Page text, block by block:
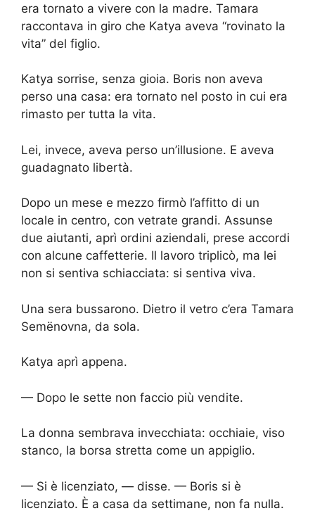
era tornato a vivere con la madre. Tamara
raccontava in giro che Katya aveva “rovinato la
vita” del figlio.
Katya sorrise, senza gioia. Boris non aveva
perso una casa: era tornato nel posto in cui era
rimasto per tutta la vita.
Lei, invece, aveva perso un’illusione. E aveva
guadagnato libertà.
Dopo un mese e mezzo firmò l’affitto di un
locale in centro, con vetrate grandi. Assunse
due aiutanti, aprì ordini aziendali, prese accordi
con alcune caffetterie. Il lavoro triplicò, ma lei
non si sentiva schiacciata: si sentiva viva.
Una sera bussarono. Dietro il vetro c’era Tamara
Semënovna, da sola.
Katya aprì appena.
— Dopo le sette non faccio più vendite.
La donna sembrava invecchiata: occhiaie, viso
stanco, la borsa stretta come un appiglio.
— Si è licenziato, — disse. — Boris si è
licenziato. È a casa da settimane, non fa nulla.